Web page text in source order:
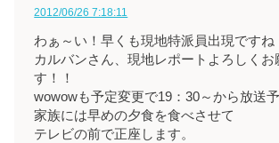
2012/06/26 7:18:11
わぁ～い！早くも現地特派員出現ですね
カルバンさん、現地レポートよろしくお
す！！
wowowも予定変更で19：30～から放送予
家族には早めの夕食を食べさせて
テレビの前で正座します。